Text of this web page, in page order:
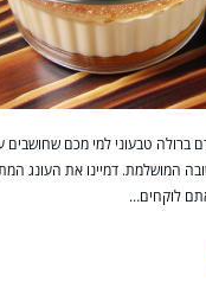
ברולה טבעוני למי מכם שחושבים
המושלמת. דמיינו את העונג
לוקחים…